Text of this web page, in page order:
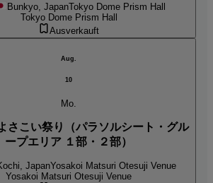
Bunkyo, JapanTokyo Dome Prism Hall
Tokyo Dome Prism Hall
Ausverkauft
Aug.
10
Mo.
さこい祭り（パラソルシート・グル
ープエリア １部・２部）
JapanYosakoi Matsuri Otesuji Venue
Yosakoi Matsuri Otesuji Venue